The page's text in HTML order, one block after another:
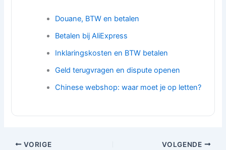
Douane, BTW en betalen
Betalen bij AliExpress
Inklaringskosten en BTW betalen
Geld terugvragen en dispute openen
Chinese webshop: waar moet je op letten?
VORIGE VOLGENDE